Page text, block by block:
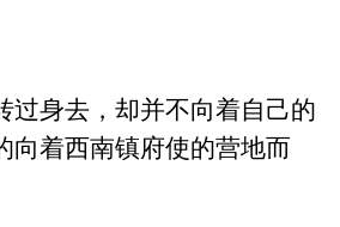
过身去，却并不向着自己的
向着西南镇府使的营地而